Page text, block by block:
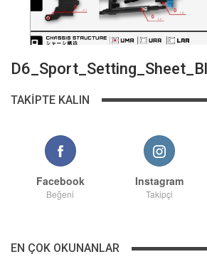
TAKIPTE KALIN
Facebook
Beğeni
Instagram
Takipçi
EN ÇOK OKUNANLAR